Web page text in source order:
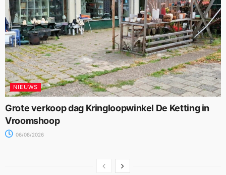
NIEUWS
Grote verkoop dag Kringloopwinkel De Ketting in
Vroomshoop
06/08/2026